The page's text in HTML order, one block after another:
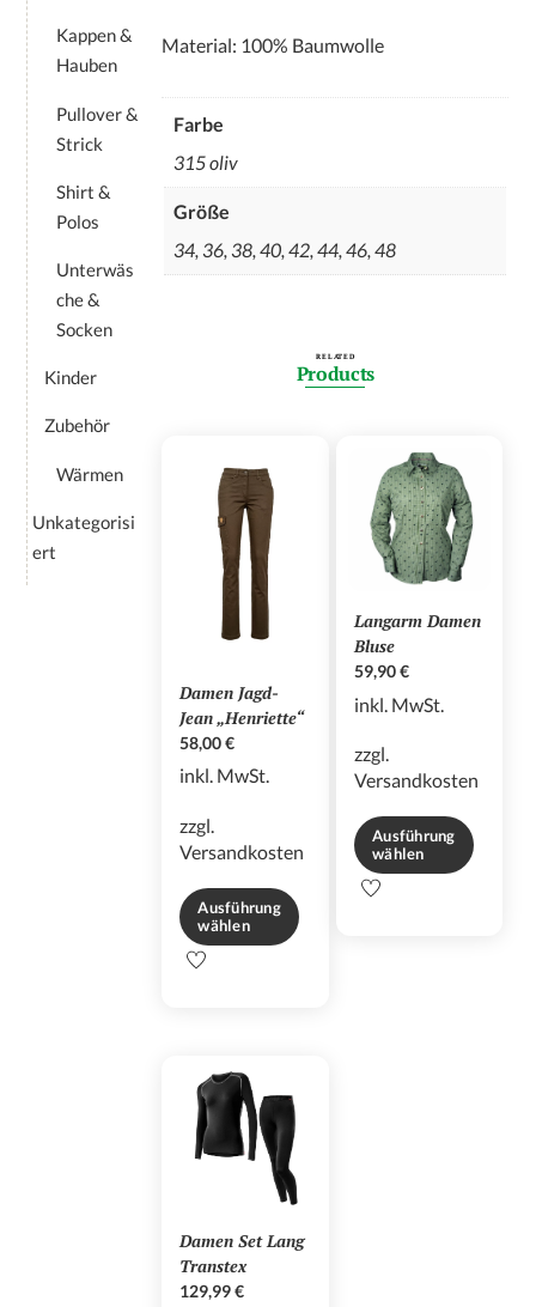
Material: 100% Baumwolle
Farbe
315 oliv
Größe
34, 36, 38, 40, 42, 44, 46, 48
RELATED
Products
Damen Jagd-
Jean „Henriette“
58,00€
inkl. MwSt.
zzgl.
Versandkosten
Ausführung
wählen
Dieses
auf.
Die
Optionen
können
Produktseite
gewählt
werden
Langarm Damen
Bluse
59,90€
inkl. MwSt.
zzgl.
Versandkosten
Ausführung
wählen
Dieses
Damen Set Lang
Transtex
129,99€
Kappen &
Hauben
Pullover &
Strick
Shirt &
Polos
Unterwäs
che &
Socken
Kinder
Zubehör
Wärmen
Unkategorisi
ert